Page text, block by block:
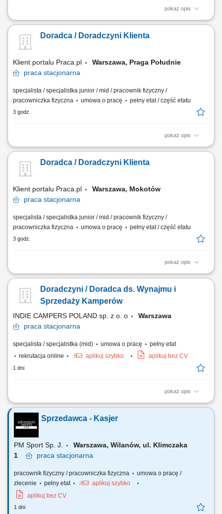
pokaż opis
Dbanie o prawidłowe wyeksponowanie asortymentu, estetykę strefy
oznaczeń cenowych, prowadzenie przecen oraz kontrola terminowości i
jakości produktów. Pomoc klientom w odnajdywaniu poszukiwanych
Doradca / Doradczyni Klienta
Klient portalu Praca.pl
Warszawa, Praga Południe
praca stacjonarna
specjalista / specjalistka junior / mid / pracownik fizyczny /
pracowniczka fizyczna
umowa o pracę pełny etat / część etatu
3 godz.
pokaż opis
Dbanie o prawidłowe wyeksponowanie asortymentu, estetykę strefy
oznaczeń cenowych, prowadzenie przecen oraz kontrola terminowości i
jakości produktów. Pomoc klientom w odnajdywaniu poszukiwanych
Doradca / Doradczyni Klienta
Klient portalu Praca.pl
Warszawa, Mokotów
praca stacjonarna
specjalista / specjalistka junior / mid / pracownik fizyczny /
pracowniczka fizyczna
umowa o pracę pełny etat / część etatu
3 godz.
pokaż opis
Dbanie o prawidłowe wyeksponowanie asortymentu, estetykę strefy
oznaczeń cenowych, prowadzenie przecen oraz kontrola terminowości i
jakości produktów. Pomoc klientom w odnajdywaniu poszukiwanych
Doradczyni / Doradca ds. Wynajmu i
Sprzedaży Kamperów
INDIE CAMPERS POLAND sp. z o. o
Warszawa
praca stacjonarna
specjalista / specjalistka (mid) umowa o pracę
pełny etat
rekrutacja online
aplikuj szybko aplikuj bez CV
1 dni
pokaż opis
Zakres obowiązków: obsługa klientów zainteresowanych wynajmem i
zakupem kamperów, wydawanie oraz przyjmowanie pojazdów zgodnie
z obowiązującymi procedurami, prowadzenie prezentacji pojazdów i
omawianie ich funkcjonalności, identyfikowanie potrzeb klientów i
proponowanie odpowiednich...
Sprzedawca - Kasjer
PM Sport Sp. J.
Warszawa, Wilanów, ul. Klimczaka
1
praca stacjonarna
pracownik fizyczny / pracowniczka fizyczna
umowa o pracę /
zlecenie
pełny etat
aplikuj szybko
aplikuj bez CV
1 dni